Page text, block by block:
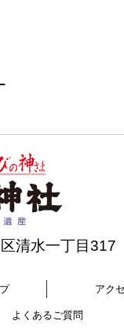
清水一丁目317
アク
よくあるご質問